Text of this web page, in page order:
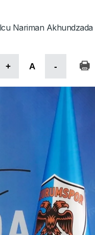
Nariman Akhundzada
+ A -